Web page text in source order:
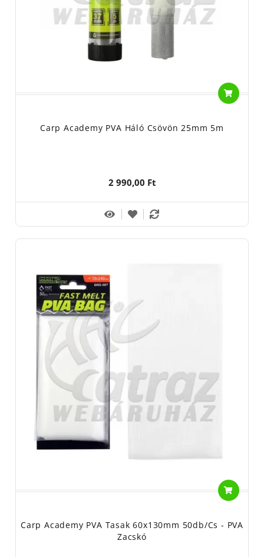
Carp Academy PVA Háló Csövön 25mm 5m
2 990,00 Ft
Carp Academy PVA Tasak 60x130mm 50db/cs - PVA
Zacskó